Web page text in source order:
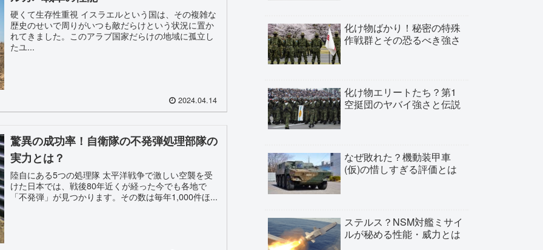
硬くて生存性重視 イスラエルという国は、その複雑な
歴史のせいで周りがいつも敵だらけという状況に置か
れてきました。このアラブ国家だらけの地域に孤立し
たユ...
2024.04.14
驚異の成功率！自衛隊の不発弾処理部隊の
実力とは？
陸自にある5つの処理隊 太平洋戦争で激しい空襲を受
けた日本では、戦後80年近くが経った今でも各地で
「不発弾」が見つかります。その数は毎年1,000件ほ...
化け物ばかり！秘密の特殊
作戦群とその恐るべき強さ
化け物エリートたち？第1
空挺団のヤバイ強さと伝説
なぜ敗れた？機動装甲車
(仮)の惜しすぎる評価とは
ステルス？NSM対艦ミサイ
ルが秘める性能・威力とは